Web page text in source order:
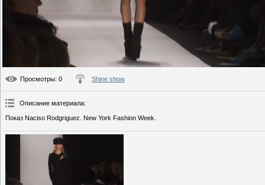
Просмотры: 0 Shine show
Описание материала:
Показ Naciso Rodgriguez. New York Fashion Week.